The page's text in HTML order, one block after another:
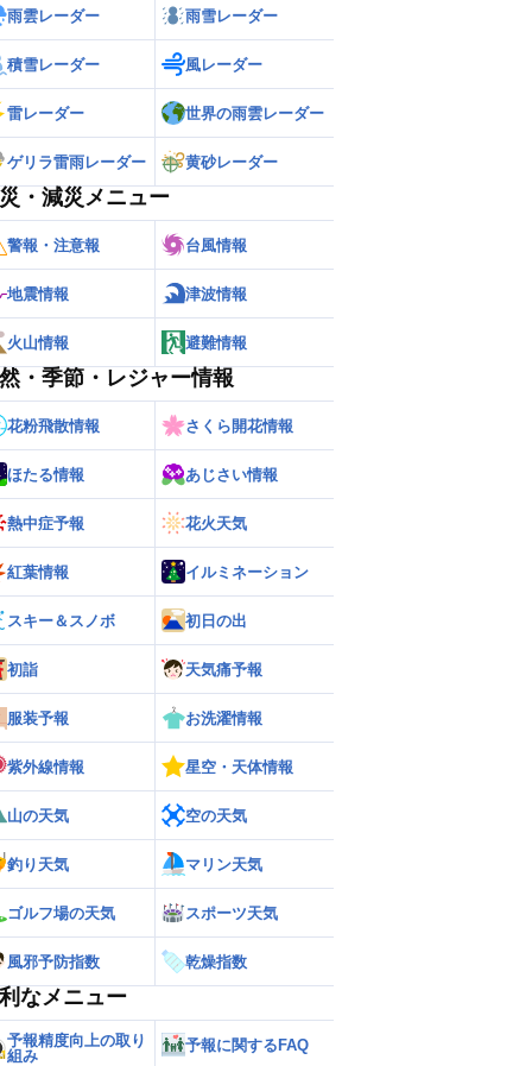
雨雲レーダー 雨雪レーダー
積雪レーダー 風レーダー
雷レーダー 世界の雨雲レーダー
ゲリラ雷雨レーダー 黄砂レーダー
・減災メニュー
警報・注意報 台風情報
地震情報 津波情報
火山情報 避難情報
・季節・レジャー情報
花粉飛散情報 さくら開花情報
ほたる情報 あじさい情報
熱中症予報 花火天気
紅葉情報 イルミネーション
スキー＆スノボ 初日の出
初詣 天気痛予報
服装予報 お洗濯情報
紫外線情報 星空・天体情報
山の天気 空の天気
釣り天気 マリン天気
ゴルフ場の天気 スポーツ天気
風邪予防指数 乾燥指数
なメニュー
予報精度向上の取り
組み
予報に関するFAQ